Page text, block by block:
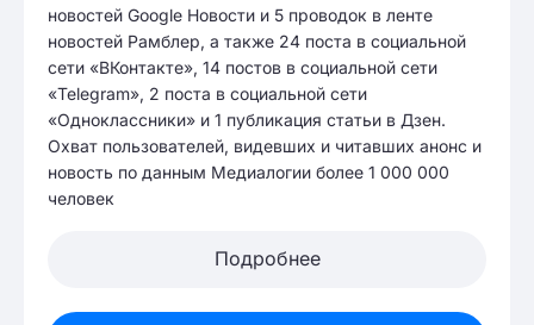
новостей Google Новости и 5 проводок в ленте
новостей Рамблер, а также 24 поста в социальной
сети «ВКонтакте», 14 постов в социальной сети
«Telegram», 2 поста в социальной сети
«Одноклассники» и 1 публикация статьи в Дзен.
Охват пользователей, видевших и читавших анонс и
новость по данным Медиалогии более 1 000 000
человек
Подробнее